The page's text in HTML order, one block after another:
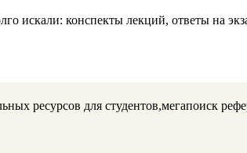
искали: конспекты лекций, ответы на
ресурсов для студентов,мегапоиск